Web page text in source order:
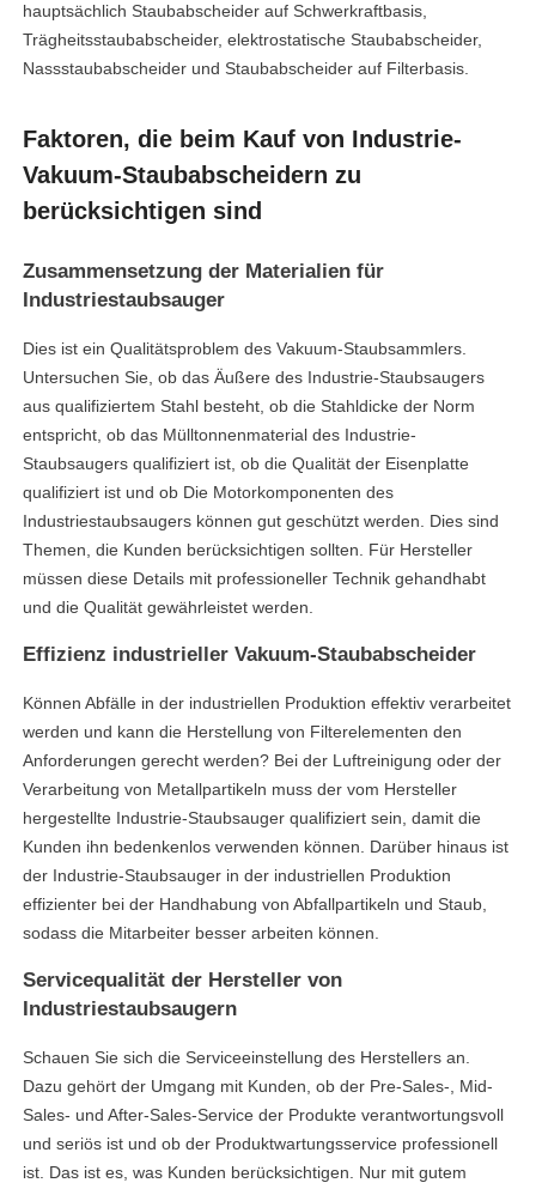
hauptsächlich Staubabscheider auf Schwerkraftbasis,
Trägheitsstaubabscheider, elektrostatische Staubabscheider,
Nassstaubabscheider und Staubabscheider auf Filterbasis.
Faktoren, die beim Kauf von Industrie-
Vakuum-Staubabscheidern zu
berücksichtigen sind
Zusammensetzung der Materialien für
Industriestaubsauger
Dies ist ein Qualitätsproblem des Vakuum-Staubsammlers.
Untersuchen Sie, ob das Äußere des Industrie-Staubsaugers
aus qualifiziertem Stahl besteht, ob die Stahldicke der Norm
entspricht, ob das Mülltonnenmaterial des Industrie-
Staubsaugers qualifiziert ist, ob die Qualität der Eisenplatte
qualifiziert ist und ob Die Motorkomponenten des
Industriestaubsaugers können gut geschützt werden. Dies sind
Themen, die Kunden berücksichtigen sollten. Für Hersteller
müssen diese Details mit professioneller Technik gehandhabt
und die Qualität gewährleistet werden.
Effizienz industrieller Vakuum-Staubabscheider
Können Abfälle in der industriellen Produktion effektiv verarbeitet
werden und kann die Herstellung von Filterelementen den
Anforderungen gerecht werden? Bei der Luftreinigung oder der
Verarbeitung von Metallpartikeln muss der vom Hersteller
hergestellte Industrie-Staubsauger qualifiziert sein, damit die
Kunden ihn bedenkenlos verwenden können. Darüber hinaus ist
der Industrie-Staubsauger in der industriellen Produktion
effizienter bei der Handhabung von Abfallpartikeln und Staub,
sodass die Mitarbeiter besser arbeiten können.
Servicequalität der Hersteller von
Industriestaubsaugern
Schauen Sie sich die Serviceeinstellung des Herstellers an.
Dazu gehört der Umgang mit Kunden, ob der Pre-Sales-, Mid-
Sales- und After-Sales-Service der Produkte verantwortungsvoll
und seriös ist und ob der Produktwartungsservice professionell
ist. Das ist es, was Kunden berücksichtigen. Nur mit gutem